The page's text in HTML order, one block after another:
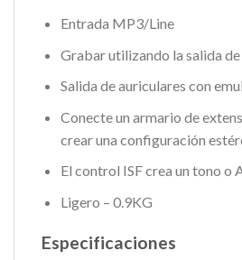
Entrada MP3/Line
Grabar utilizando la salida de
Salida de auriculares con
Conecte un armario de
crear una configuración
El control ISF crea un tono o
Ligero – 0.9KG
Especificaciones